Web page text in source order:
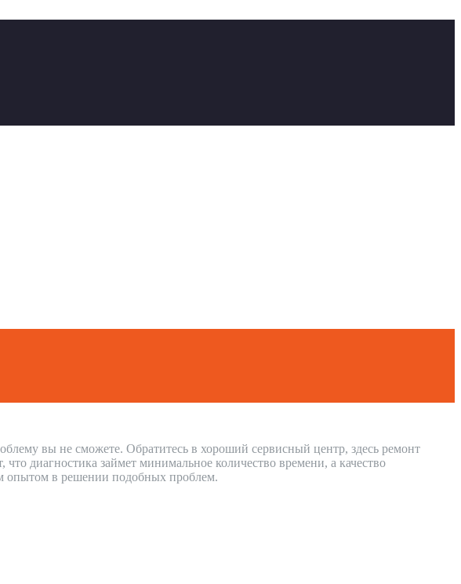
вы не сможете. Обратитесь в хороший сервисный центр, здесь ремонт
диагностика займет минимальное количество времени, а качество
опытом в решении подобных проблем.